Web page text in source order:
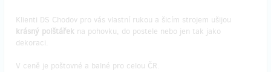
Klienti DS Chodov pro vás vlastní rukou a šicím strojem ušijou
krásný polštářek na pohovku, do postele nebo jen tak jako
dekoraci.
V ceně je poštovné a balné pro celou ČR.